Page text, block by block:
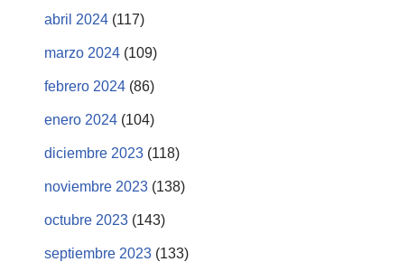
abril 2024 (117)
marzo 2024 (109)
febrero 2024 (86)
enero 2024 (104)
diciembre 2023 (118)
noviembre 2023 (138)
octubre 2023 (143)
septiembre 2023 (133)